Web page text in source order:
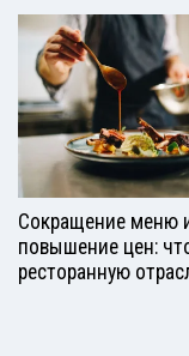
Сокращение меню
повышение цен:
ресторанную